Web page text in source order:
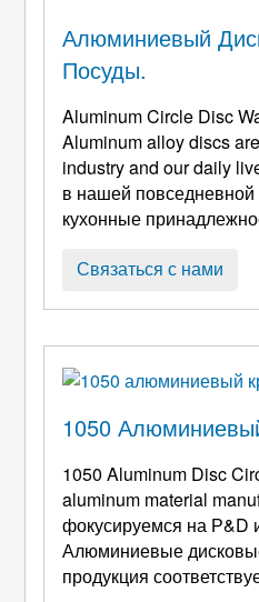
Алюминиевый
Посуды.
Aluminum Circle Disc
Aluminum alloy discs
industry and our daily
в нашей повседневной
кухонные
например, миски из
Parameters Of
Cookware Alloys: 1050,
1100, 1050, 1060, 1070
Связаться с нами
1050
1050Aluminum Disc
aluminum material
фокусируемся на Р&D
Алюминиевые
продукция